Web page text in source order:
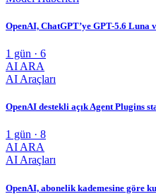
OpenAI, ChatGPT’ye GPT-5.6 Luna
1 gün · 6
AI ARA
AI Araçları
OpenAI destekli açık Agent Plugins
1 gün · 8
AI ARA
AI Araçları
OpenAI, abonelik kademesine göre